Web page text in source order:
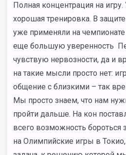
Полная концентрация на
хорошая тренировка. В
уже применяли на
еще большую уверенность
чувствую нервозности, да и
на такие мысли просто нет:
общение с близкими – так
Мы просто знаем, что нам
пройти дальше. На кон
всего возможность бороться
на Олимпийские игры в